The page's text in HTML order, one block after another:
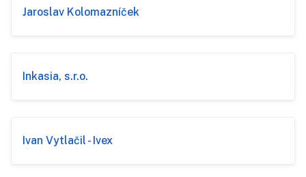
Jaroslav Kolomazníček
Inkasia, s.r.o.
Ivan Vytlačil - Ivex